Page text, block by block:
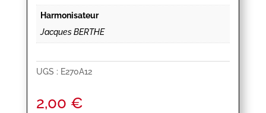
Harmonisateur
Jacques BERTHE
UGS : E270A12
2,00 €